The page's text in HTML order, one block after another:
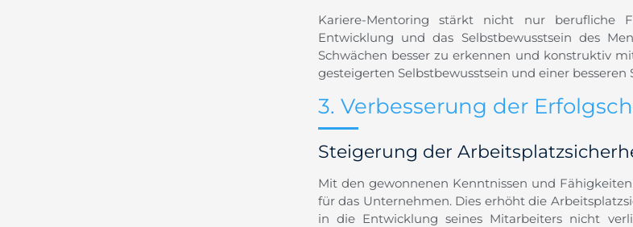
Kariere-Mentoring stärkt nicht nur berufliche
Entwicklung und das Selbstbewusstsein des
Schwächen besser zu erkennen und konstruktiv
gesteigerten Selbstbewusstsein und einer
3. Verbesserung der
Steigerung der
Mit den gewonnenen Kenntnissen und
für das Unternehmen. Dies erhöht die
in die Entwicklung seines Mitarbeiters nicht